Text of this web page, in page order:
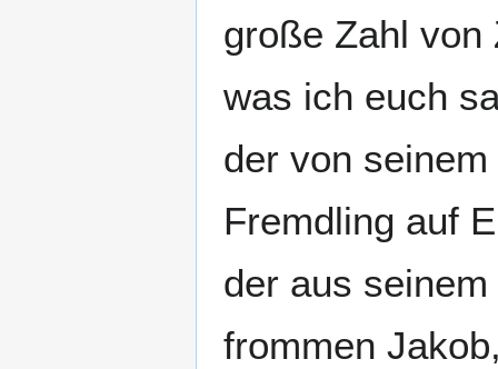
große Zahl von
was ich euch
der von
Fremdling auf
der aus
frommen